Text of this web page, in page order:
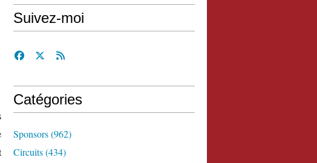
Suivez-moi
Catégories
Sponsors(962)
Circuits(434)